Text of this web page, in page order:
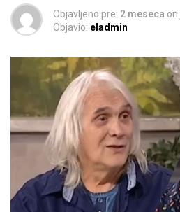
Objavljeno pre: 2 meseca on
Objavio: eladmin